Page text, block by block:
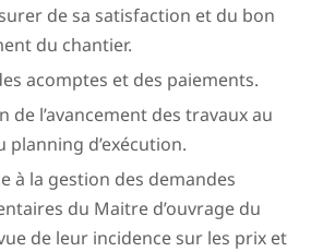
de sa satisfaction et du bon
du chantier.
acomptes et des paiements.
de l’avancement des travaux au
planning d’exécution.
à la gestion des demandes
du Maitre d’ouvrage du
de leur incidence sur les prix et